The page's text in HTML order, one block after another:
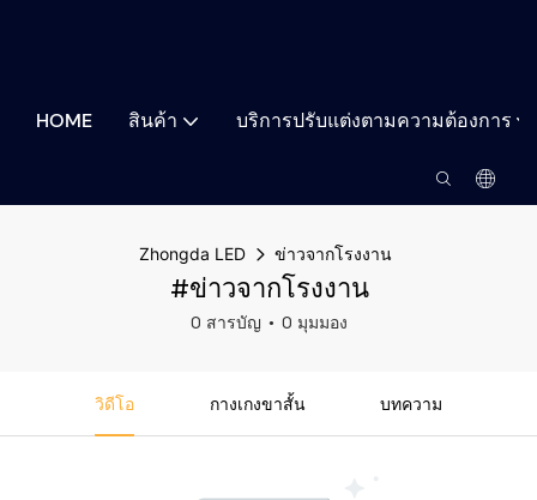
HOME สินค้า บริการปรับแต่งตามความต้องการ
Zhongda LED ข่าวจากโรงงาน
#ข่าวจากโรงงาน
0 สารบัญ 0 มุมมอง
วิดีโอ กางเกงขาสั้น บทความ